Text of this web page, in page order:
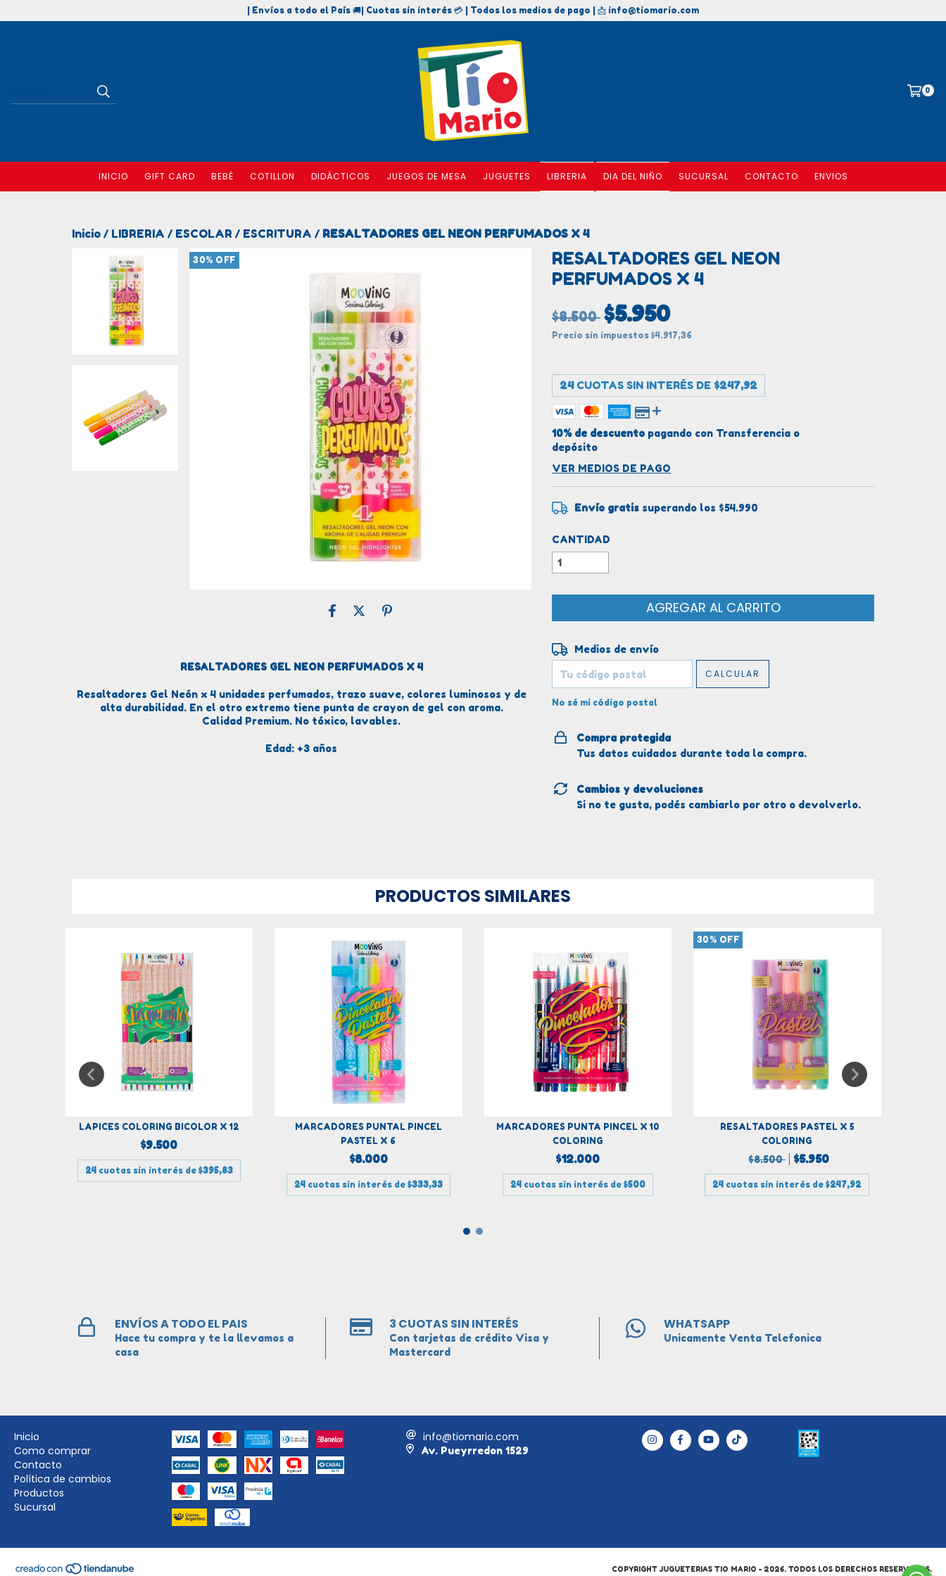
| Envíos a todo el País 🚚| Cuotas sin interés 💳 | Todos los medios de pago | 📩 info@tiomario.com
0
INICIO GIFT CARD BEBÉ COTILLON DIDÁCTICOS JUEGOS DE MESA JUGUETES LIBRERIA DIA DEL NIÑO SUCURSAL CONTACTO ENVIOS
Inicio / LIBRERIA / ESCOLAR / ESCRITURA / RESALTADORES GEL NEON PERFUMADOS X 4
30% OFF
RESALTADORES GEL NEON PERFUMADOS X 4
Resaltadores Gel Neón x 4 unidades perfumados, trazo suave, colores luminosos y de
alta durabilidad. En el otro extremo tiene punta de crayon de gel con aroma.
Calidad Premium. No tóxico, lavables.
Edad: +3 años
RESALTADORES GEL NEON
PERFUMADOS X 4
$8.500 $5.950
Precio sin impuestos$4.917,36
24 CUOTAS SIN INTERÉS DE $247,92
10% de descuento pagando con Transferencia o
depósito
VER MEDIOS DE PAGO
Envío gratis superando los $54.990
CANTIDAD
Entregas para el CP:
Medios de envío
CALCULAR
No sé mi código postal
Compra protegida
Tus datos cuidados durante toda la compra.
Cambios y devoluciones
Si no te gusta, podés cambiarlo por otro o devolverlo.
PRODUCTOS SIMILARES
LAPICES COLORING BICOLOR X 12
$9.500
24 cuotas sin interés de $395,83
MARCADORES PUNTAL PINCEL
PASTEL X 6
$8.000
24 cuotas sin interés de $333,33
MARCADORES PUNTA PINCEL X 10
COLORING
$12.000
24 cuotas sin interés de $500
30% OFF
RESALTADORES PASTEL X 5
COLORING
$8.500 $5.950
24 cuotas sin interés de$247,92
ENVÍOS A TODO EL PAIS
Hace tu compra y te la llevamos a
casa
3 CUOTAS SIN INTERÉS
Con tarjetas de crédito Visa y
Mastercard
WHATSAPP
Unicamente Venta Telefonica
Inicio
Como comprar
Contacto
Política de cambios
Productos
Sucursal
info@tiomario.com
Av. Pueyrredon 1529
COPYRIGHT JUGUETERIAS TIO MARIO - 2026. TODOS LOS DERECHOS RESERVADOS.